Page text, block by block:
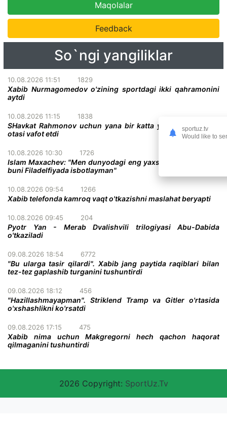
Maqolalar
Feedback
So`ngi yangiliklar
10.08.2026 11:51 1829
Xabib Nurmagomedov o'zining sportdagi ikki qahramonini
aytdi
10.08.2026 11:15 1838
SHavkat Rahmonov uchun yana bir katta yo'qotish - uning
otasi vafot etdi
10.08.2026 10:30 1726
Islam Maxachev: "Men dunyodagi eng yaxshi jangchiman va
buni Filadelfiyada isbotlayman"
10.08.2026 09:54 1266
Xabib telefonda kamroq vaqt o'tkazishni maslahat beryapti
10.08.2026 09:45 204
Pyotr Yan - Merab Dvalishvili trilogiyasi Abu-Dabida
o'tkaziladi
09.08.2026 18:54 6772
"Bu ularga tasir qilardi". Xabib jang paytida raqiblari bilan
tez-tez gaplashib turganini tushuntirdi
09.08.2026 18:12 456
"Hazillashmayapman". Striklend Tramp va Gitler o'rtasida
o'xshashlikni ko'rsatdi
09.08.2026 17:15 475
Xabib nima uchun Makgregorni hech qachon haqorat
qilmaganini tushuntirdi
2026 Copyright: SportUz.Tv
sportuz.tv
Would like to